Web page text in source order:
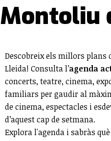
Montoliu
Descobreix els millors plans
Lleida! Consulta l’agenda
concerts, teatre, cinema,
familiars per gaudir al
de cinema, espectacles i
d’aquest cap de setmana.
Explora l'agenda i sabràs